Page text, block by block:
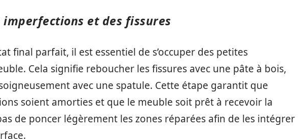
et des fissures
final parfait, il est essentiel de s’occuper des petites
Cela signifie reboucher les fissures avec une pâte à bois,
avec une spatule. Cette étape garantit que
soient amorties et que le meuble soit prêt à recevoir la
de poncer légèrement les zones réparées afin de les intégrer